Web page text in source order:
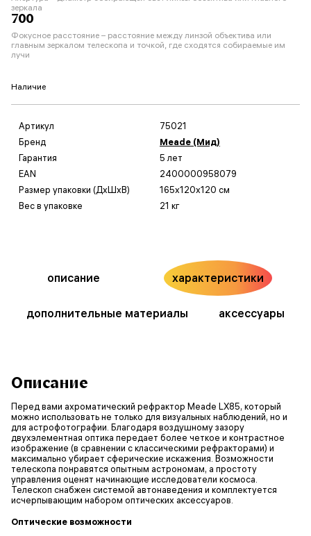
зеркала
700
Фокусное расстояние – расстояние между линзой объектива или
главным зеркалом телескопа и точкой, где сходятся собираемые им
лучи
Наличие
Артикул
75021
Бренд
Meade (Мид)
Гарантия
5 лет
EAN
2400000958079
Размер упаковки (ДxШxВ)
165x120x120 см
Вес в упаковке
21 кг
описание характеристики
дополнительные материалы аксессуары
Описание
Перед вами ахроматический рефрактор Meade LX85, который
можно использовать не только для визуальных наблюдений, но и
для астрофотографии. Благодаря воздушному зазору
двухэлементная оптика передает более четкое и контрастное
изображение (в сравнении с классическими рефракторами) и
максимально убирает сферические искажения. Возможности
телескопа понравятся опытным астрономам, а простоту
управления оценят начинающие исследователи космоса.
Телескоп снабжен системой автонаведения и комплектуется
исчерпывающим набором оптических аксессуаров.
Оптические возможности